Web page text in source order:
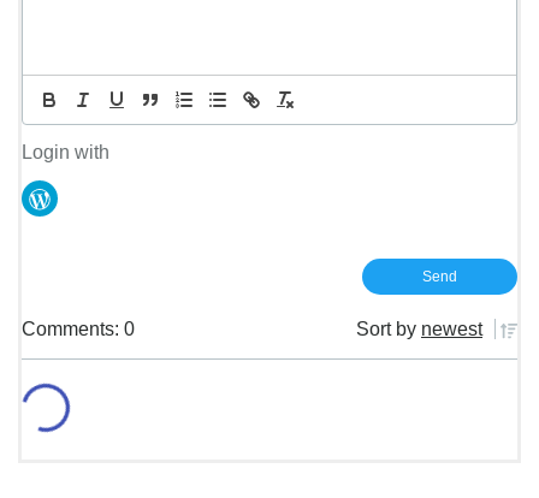
Login with
Comments: 0 Sort by newest